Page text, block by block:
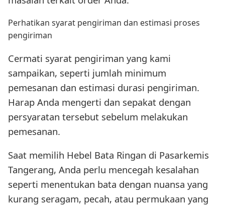
Perhatikan syarat pengiriman dan estimasi proses
pengiriman
Cermati syarat pengiriman yang kami
sampaikan, seperti jumlah minimum
pemesanan dan estimasi durasi pengiriman.
Harap Anda mengerti dan sepakat dengan
persyaratan tersebut sebelum melakukan
pemesanan.
Saat memilih Hebel Bata Ringan di Pasarkemis
Tangerang, Anda perlu mencegah kesalahan
seperti menentukan bata dengan nuansa yang
kurang seragam, pecah, atau permukaan yang